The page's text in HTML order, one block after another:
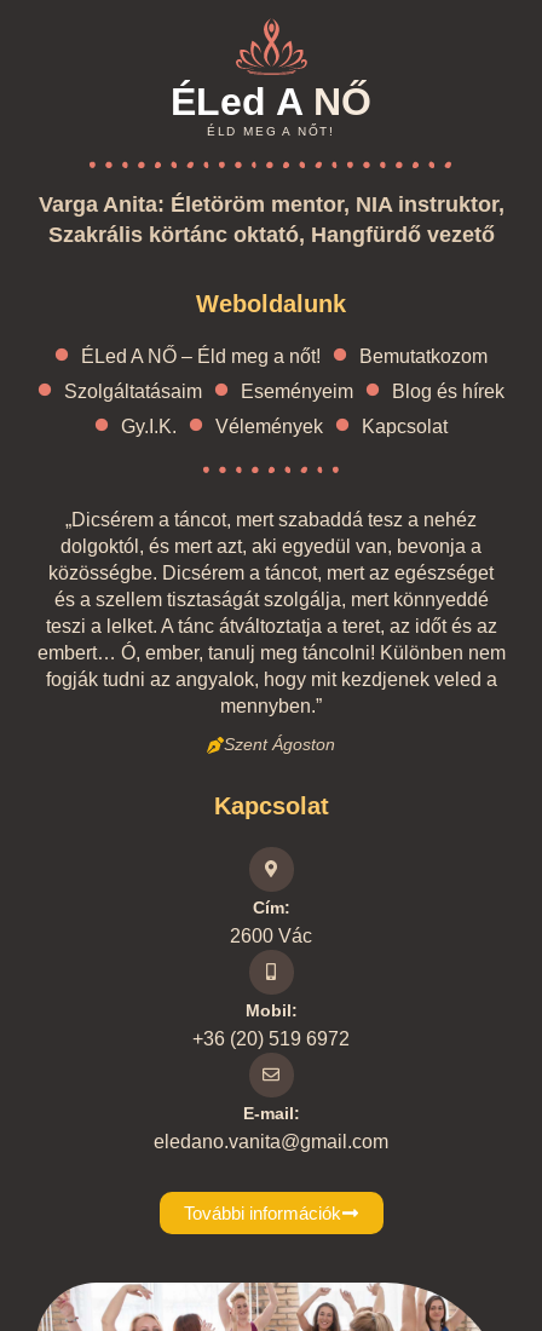
ÉLed A NŐ
ÉLD MEG A NŐT!
Varga Anita: Életöröm mentor, NIA instruktor,
Szakrális körtánc oktató, Hangfürdő vezető
Weboldalunk
ÉLed A NŐ – Éld meg a nőt!
Bemutatkozom
Szolgáltatásaim
Eseményeim
Blog és hírek
Gy.I.K.
Vélemények Kapcsolat
„Dicsérem a táncot, mert szabaddá tesz a nehéz
dolgoktól, és mert azt, aki egyedül van, bevonja a
közösségbe. Dicsérem a táncot, mert az egészséget
és a szellem tisztaságát szolgálja, mert könnyeddé
teszi a lelket. A tánc átváltoztatja a teret, az időt és az
embert… Ó, ember, tanulj meg táncolni! Különben nem
fogják tudni az angyalok, hogy mit kezdjenek veled a
mennyben.”
Szent Ágoston
Kapcsolat
Cím:
2600 Vác
Mobil:
+36 (20) 519 6972
E-mail:
eledano.vanita@gmail.com
További információk